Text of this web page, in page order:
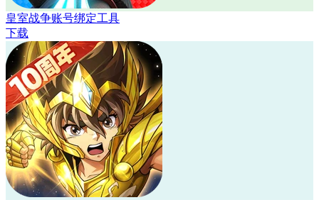
皇室战争账号绑定工具
下载